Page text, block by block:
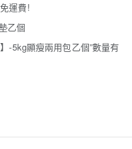
運費!
乙個
-5kg顯瘦兩用包乙個”數量有